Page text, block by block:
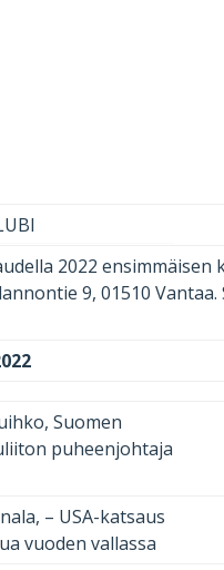
2022 ensimmäisen
9, 01510 Vantaa.
Suomen
puheenjohtaja
– USA-katsaus
vuoden vallassa